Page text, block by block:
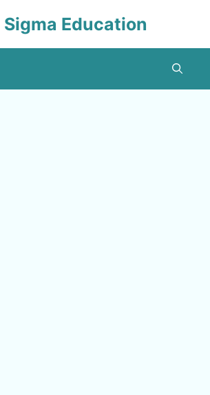
Sigma Education